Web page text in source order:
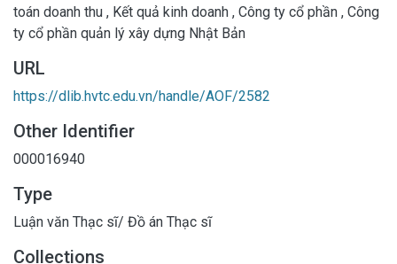
toán doanh thu , Kết quả kinh doanh , Công ty cổ phần , Công
ty cổ phần quản lý xây dựng Nhật Bản
URL
https://dlib.hvtc.edu.vn/handle/AOF/2582
Other Identifier
000016940
Type
Luận văn Thạc sĩ/ Đồ án Thạc sĩ
Collections